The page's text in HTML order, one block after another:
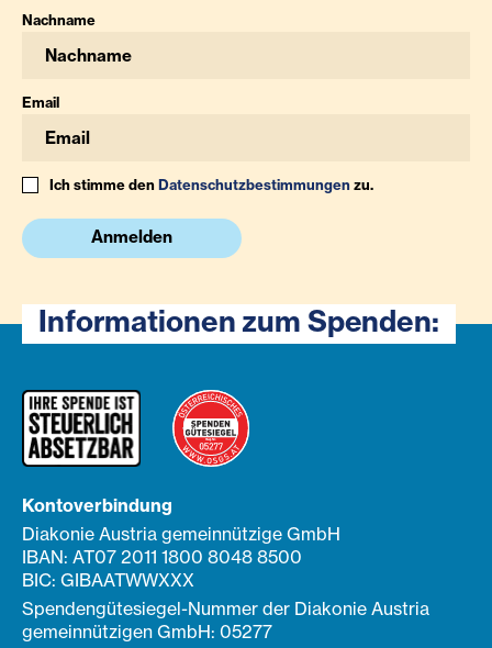
Nachname
Email
Ich stimme denDatenschutzbestimmungenzu.
Anmelden
Informationen zum Spenden:
Kontoverbindung
Diakonie Austria gemeinnützige GmbH
IBAN: AT07 2011 1800 8048 8500
BIC: GIBAATWWXXX
Spendengütesiegel-Nummer der Diakonie Austria
gemeinnützigen GmbH: 05277